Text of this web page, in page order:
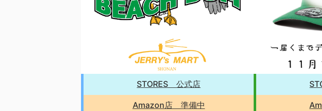
STORES 公式店
Amazon店 準備中